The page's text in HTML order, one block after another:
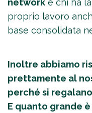
proprio lavoro
base consolidata
Inoltre abbiamo
prettamente al
perché si
E quanto grande